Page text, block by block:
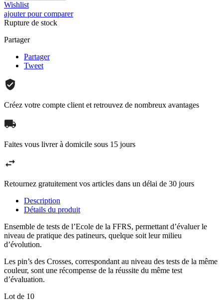
Wishlist
ajouter pour comparer
Rupture de stock
Partager
Partager
Tweet
Créez votre compte client et retrouvez de nombreux avantages
Faites vous livrer à domicile sous 15 jours
Retournez gratuitement vos articles dans un délai de 30 jours
Description
Détails du produit
Ensemble de tests de l’Ecole de la FFRS, permettant d’évaluer le
niveau de pratique des patineurs, quelque soit leur milieu
d’évolution.
Les pin’s des Crosses, correspondant au niveau des tests de la même
couleur, sont une récompense de la réussite du même test
d’évaluation.
Lot de 10